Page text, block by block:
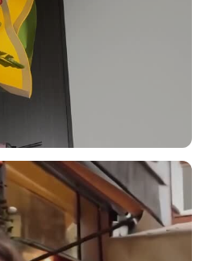
hem de hediye olarak
İşte bazı öneriler:
alanı yaratmak için evinizin her
Oturma odası, yemek odası
bir dekoratif öge olarak
veya iş yerindeki yöneticinize,
sunmak isterseniz, bu aranjman
şıklık sağlar.
iş kutlamaları veya özel
zariflik ve anlam katacaktır.
de misafirlerinizin hafızasında
sevdiklerinize, evlerini